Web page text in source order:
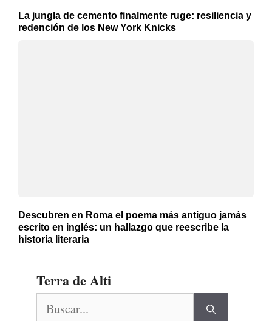
La jungla de cemento finalmente ruge: resiliencia y
redención de los New York Knicks
Descubren en Roma el poema más antiguo jamás
escrito en inglés: un hallazgo que reescribe la
historia literaria
Terra de Alti